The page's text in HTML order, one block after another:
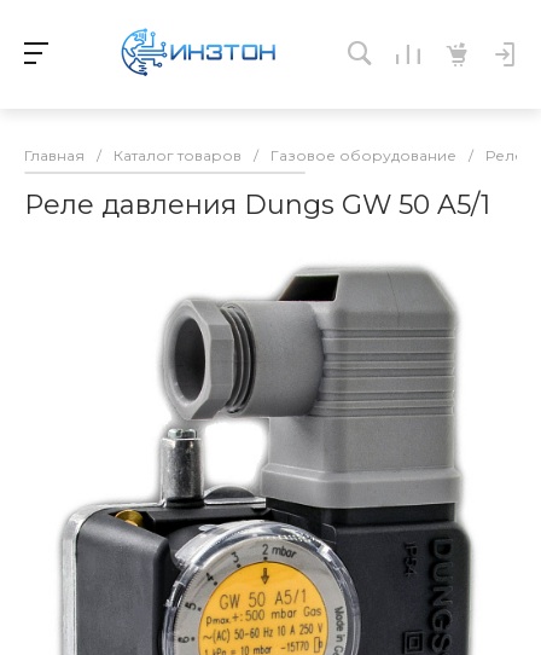
Главная / Каталог товаров / Газовое оборудование / Реле-
Реле давления Dungs GW 50 A5/1